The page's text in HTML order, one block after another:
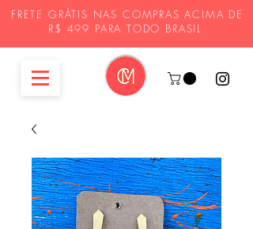
FRETE GRÁTIS NAS COMPRAS ACIMA DE
R$ 499 PARA TODO BRASIL